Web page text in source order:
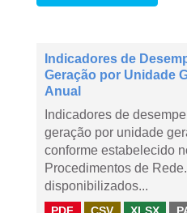
Indicadores de
Geração por Unidade
Anual
Indicadores de
geração por unidade
conforme estabelecido
Procedimentos de
disponibilizados...